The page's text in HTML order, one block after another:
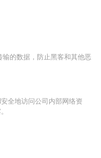
的数据，防止黑客和其他恶
全地访问公司内部网络资